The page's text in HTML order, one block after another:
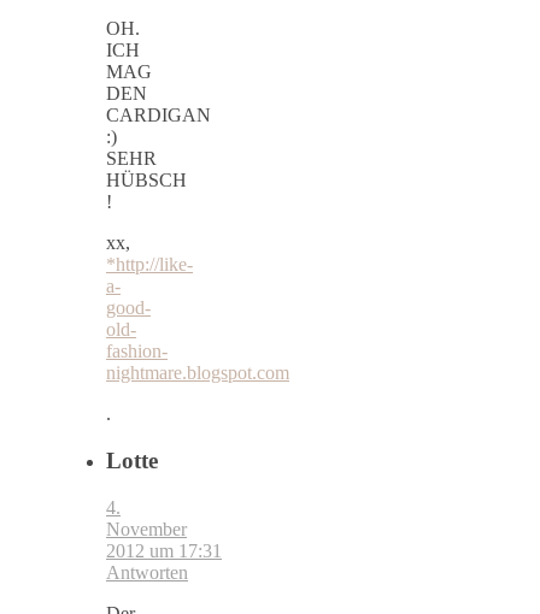
OH.
ICH
MAG
DEN
CARDIGAN
:)
SEHR
HÜBSCH
!
xx,
*http://like-
a-
good-
old-
fashion-
nightmare.blogspot.com
.
Lotte
4.
November
2012 um 17:31
Antworten